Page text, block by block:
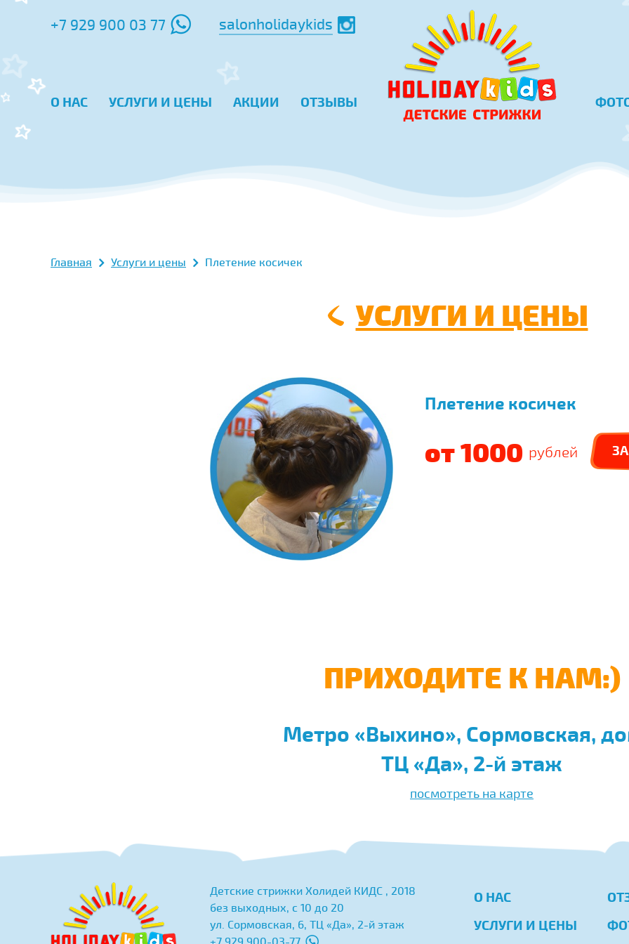
+7 929 900 03 77 salonholidaykids
О НАС УСЛУГИ И ЦЕНЫ АКЦИИ ОТЗЫВЫ
Главная Услуги и цены Плетение косичек
УСЛУГИ И ЦЕНЫ
Плетение косичек
от 1000 рублей
ПРИХОДИТЕ К НАМ:)
Метро «Выхино», Сормовская,
ТЦ «Да», 2-й этаж
посмотреть на карте
Детские стрижки Холидей КИДС , 2018
без выходных, с 10 до 20
ул. Сормовская, 6, ТЦ «Да», 2-й этаж
О НАС
УСЛУГИ И ЦЕНЫ